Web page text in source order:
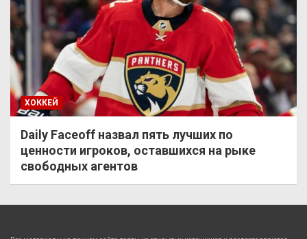
ХОККЕЙ
Daily Faceoff назвал пять лучших по
ценности игроков, оставшихся на рыке
свободных агентов